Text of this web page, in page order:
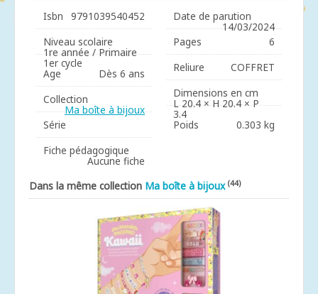
Isbn
9791039540452
Niveau scolaire
1re année / Primaire
1er cycle
Age
Dès 6 ans
Collection
Ma boîte à bijoux
Série
Fiche pédagogique
Aucune fiche
Date de parution
14/03/2024
Pages
6
Reliure
COFFRET
Dimensions en cm
L 20.4 × H 20.4 × P
3.4
Poids 0.303 kg
Dans la même collection Ma boîte à bijoux (44)